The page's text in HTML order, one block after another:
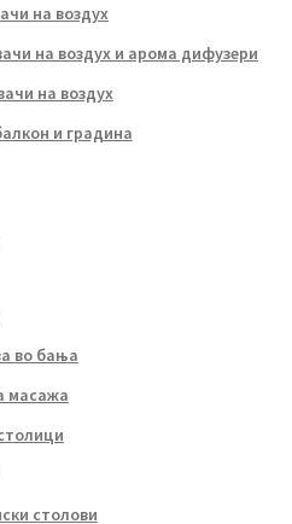
на воздух
на воздух и арома дифузери
на воздух
и градина
во бања
масажа
столови